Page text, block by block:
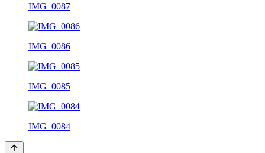
IMG_0087
IMG_0086
IMG_0085
IMG_0084